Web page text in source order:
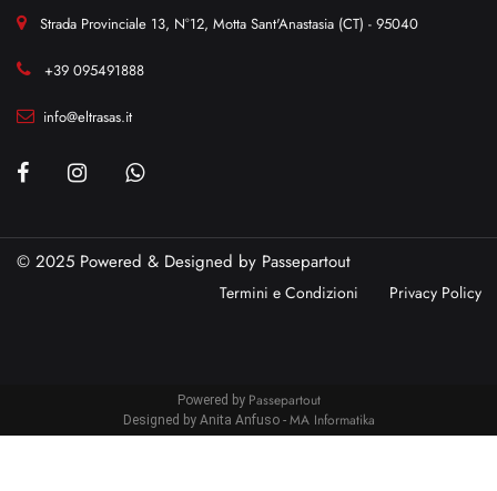
Strada Provinciale 13, N°12, Motta Sant'Anastasia (CT) - 95040
+39 095491888
info@eltrasas.it
© 2025 Powered & Designed by Passepartout
Termini e Condizioni Privacy Policy
Powered by Passepartout
Designed by Anita Anfuso - MA Informatika